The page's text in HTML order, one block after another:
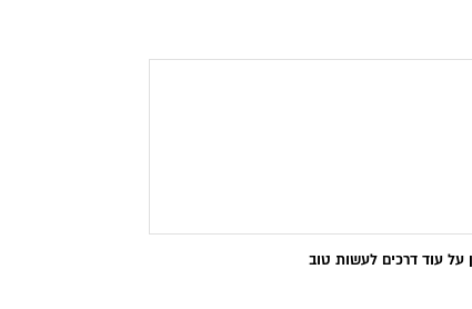
על עוד דרכים לעשות טוב